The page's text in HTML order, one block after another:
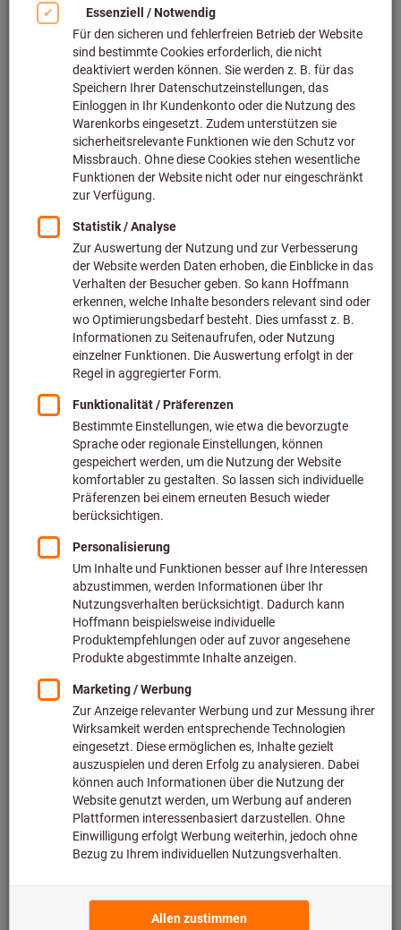
Bild zum Vergrößern anklicken
Preis pro 1 Stück
zzgl. Versandkosten
Individuelle Preisanzeige für Geschäftskunden nach
Anmeldung.
In den Warenkorb
Voraussichtliche Lieferzeit: 2-3 Wochen
Bitte beachten Sie die Lieferzeit und eingeschränkte
Beratung:
da er nicht Bestandteil unseres Hauptsortiments ist und
somit nicht bei uns auf Lager liegt.